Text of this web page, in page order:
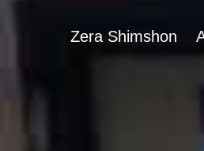
Zera Shimshon